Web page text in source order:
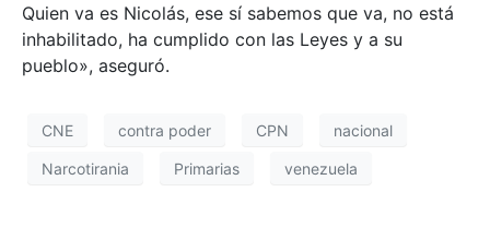
Quien va es Nicolás, ese sí sabemos que va, no está
inhabilitado, ha cumplido con las Leyes y a su
pueblo», aseguró.
CNE contra poder CPN nacional
Narcotirania Primarias venezuela